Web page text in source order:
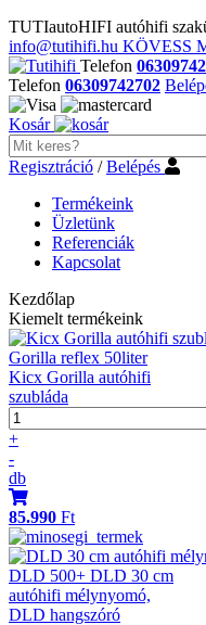
TUTIautoHIFI autóhifi
info@tutihifi.hu KÖVESS
Telefon
Telefon 06309742702
Kosár
Regisztráció /Belépés
Termékeink
Üzletünk
Referenciák
Kapcsolat
Kezdőlap
Kiemelt termékeink
Gorilla reflex 50liter
Kicx Gorilla autóhifi
szubláda
+
-
db
85.990 Ft
DLD 500+ DLD 30 cm
autóhifi mélynyomó,
DLD hangszóró